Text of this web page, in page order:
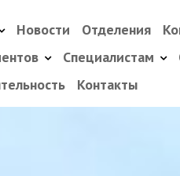
Новости Отделения
Специалистам
Контакты